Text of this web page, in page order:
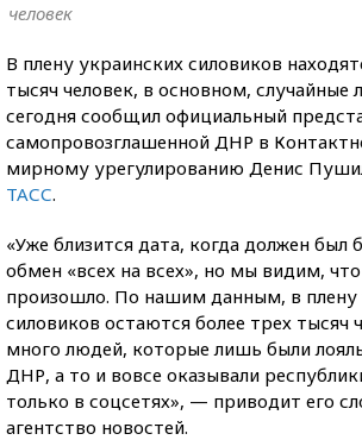
человек
В плену украинских силовиков
тысяч человек, в основном,
сегодня сообщил официальный
самопровозглашенной ДНР в
мирному урегулированию Денис
ТАСС.
«Уже близится дата, когда должен был
обмен «всех на всех», но мы видим, что
произошло. По нашим данным, в плену
силовиков остаются более трех тысяч
много людей, которые лишь были
ДНР, а то и вовсе оказывали
только в соцсетях», — приводит его
агентство новостей.